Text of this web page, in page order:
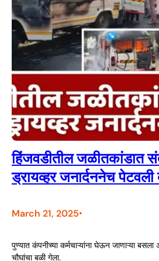
हिंजवडीतील जळीतकांडात
ड्रायव्हर जनार्दननेच
March 21, 2025•
पुण्यात कंपनीच्या कर्मचाऱ्यांना घेऊन जाणाऱ्या
चौघांचा बळी गेला.